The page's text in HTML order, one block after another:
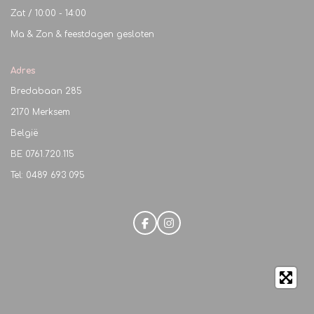
Zat / 10:00 - 14:00
Ma & Zon & feestdagen gesloten
Adres
Bredabaan 285
2170 Merksem
België
BE 0761.720.115
Tel: 0489 693 095
F
a
I
n